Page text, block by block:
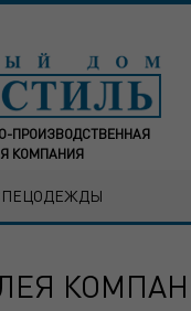
ПРОИЗВОДСТВЕННАЯ
КОМПАНИЯ